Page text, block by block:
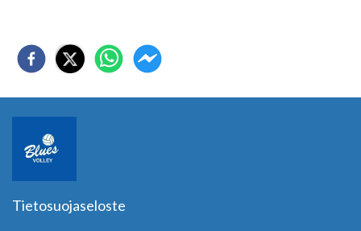
Tietosuojaseloste